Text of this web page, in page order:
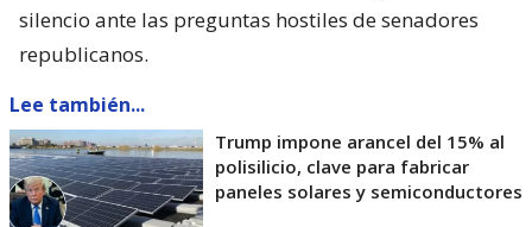
silencio ante las preguntas hostiles de senadores
republicanos.
Lee también...
Trump impone arancel del 15% al
polisilicio, clave para fabricar
paneles solares y semiconductores